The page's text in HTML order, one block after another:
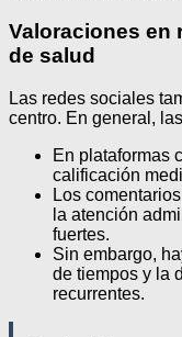
Valoraciones en
de salud
Las redes sociales
centro. En general,
En plataformas
calificación
Los
la atención
fuertes.
Sin embargo,
de tiempos y la
recurrentes.